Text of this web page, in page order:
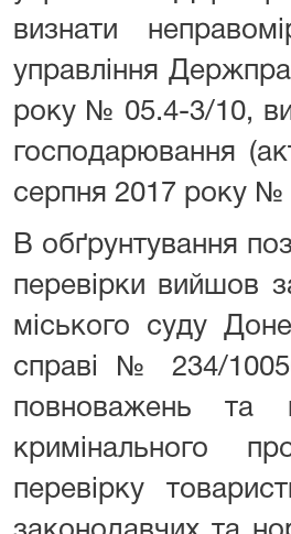
визнати
управління
року № 05.4-3/10,
господарювання
серпня 2017 року №
В обґрунтування
перевірки вийшов
міського суду
справі № 234/
повноважень та
кримінального
перевірку